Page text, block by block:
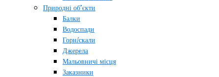
Природні об’єкти
Балки
Водоспади
Гори/скали
Джерела
Мальовничі місця
Заказники